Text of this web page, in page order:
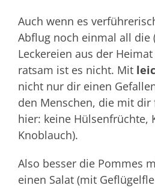
Auch wenn es
Abflug noch einmal all die
Leckereien aus der
ratsam ist es nicht. Mit
nicht nur dir einen
den Menschen, die mit dir
hier: keine Hülsenfrüchte,
Knoblauch).
Also besser die Pommes
einen Salat (mit